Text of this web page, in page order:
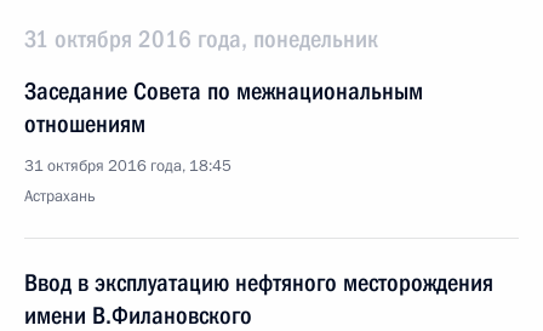
31 октября 2016 года, понедельник
Заседание Совета по межнациональным
отношениям
31 октября 2016 года, 18:45
Астрахань
Ввод в эксплуатацию нефтяного месторождения
имени В.Филановского